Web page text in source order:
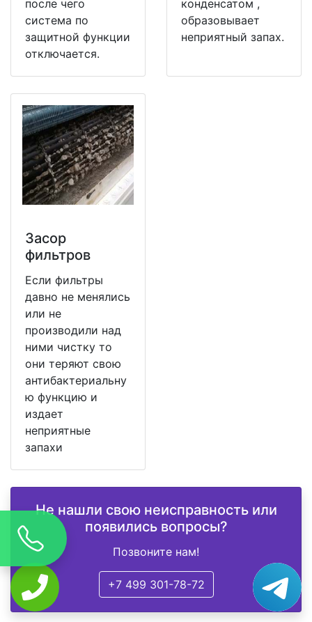
после чего
система по
защитной функции
отключается.
конденсатом ,
образовывает
неприятный запах.
Засор
фильтров
Если фильтры
давно не менялись
или не
производили над
ними чистку то
они теряют свою
антибактериальну
ю функцию и
издает
неприятные
запахи
Не нашли свою неисправность или
появились вопросы?
Позвоните нам!
+7 499 301-78-72